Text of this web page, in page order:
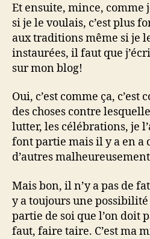
Et ensuite, mince, comme
si je le voulais, c’est plus
aux traditions même si je
instaurées, il faut que
sur mon blog!
Oui, c’est comme ça, c’est
des choses contre
lutter, les célébrations, je
font partie mais il y a en a
d’autres
Mais bon, il n’y a pas de
y a toujours une
partie de soi que l’on doit
faut, faire taire. C’est ma